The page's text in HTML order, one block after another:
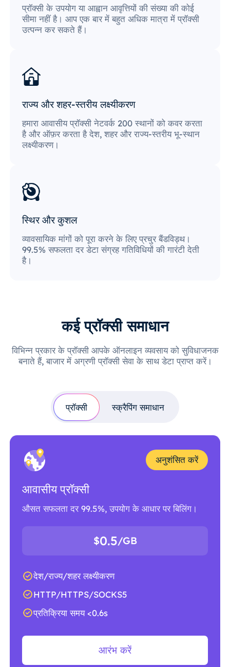
प्रॉक्सी के उपयोग या आह्वान आवृत्तियों की संख्या की कोई
सीमा नहीं है। आप एक बार में बहुत अधिक मात्रा में प्रॉक्सी
उत्पन्न कर सकते हैं।
राज्य और शहर-स्तरीय लक्ष्यीकरण
हमारा आवासीय प्रॉक्सी नेटवर्क 200 स्थानों को कवर करता
है और ऑफ़र करता है देश, शहर और राज्य-स्तरीय भू-स्थान
लक्ष्यीकरण।
स्थिर और कुशल
व्यावसायिक मांगों को पूरा करने के लिए प्रचुर बैंडविड्थ।
99.5% सफलता दर डेटा संग्रह गतिविधियों की गारंटी देती
है।
कई प्रॉक्सी समाधान
विभिन्न प्रकार के प्रॉक्सी आपके ऑनलाइन व्यवसाय को सुविधाजनक
बनाते हैं, बाजार में अग्रणी प्रॉक्सी सेवा के साथ डेटा प्राप्त करें।
प्रॉक्सी स्क्रैपिंग समाधान
अनुशंसित करें
आवासीय प्रॉक्सी
औसत सफलता दर 99.5%, उपयोग के आधार पर बिलिंग।
$0.5/GB
देश/राज्य/शहर लक्ष्यीकरण
HTTP/HTTPS/SOCKS5
प्रतिक्रिया समय <0.6s
आरंभ करें